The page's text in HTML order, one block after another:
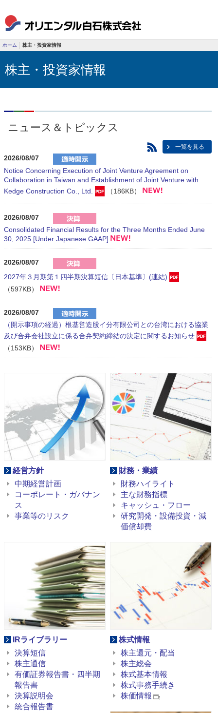
ホーム 株主・投資家情報
株主・投資家情報
ニュース＆トピックス
一覧を見る
2026/08/07
Notice Concerning Execution of Joint Venture Agreement on
Collaboration in Taiwan and Establishment of Joint Venture with
Kedge Construction Co., Ltd.
（186KB）
2026/08/07
Consolidated Financial Results for the Three Months Ended June
30, 2025 [Under Japanese GAAP]
2026/08/07
2027年３月期第１四半期決算短信〔日本基準〕(連結)
（597KB）
2026/08/07
（開示事項の経過）根基営造股イ分有限公司との台湾における協業
及び合弁会社設立に係る合弁契約締結の決定に関するお知らせ
（153KB）
経営方針
中期経営計画
コーポレート・ガバナン
ス
事業等のリスク
財務・業績
財務ハイライト
主な財務指標
キャッシュ・フロー
研究開発・設備投資・減
価償却費
IRライブラリー
決算短信
株主通信
有価証券報告書・四半期
報告書
決算説明会
統合報告書
株式情報
株主還元・配当
株主総会
株式基本情報
株式事務手続き
株価情報